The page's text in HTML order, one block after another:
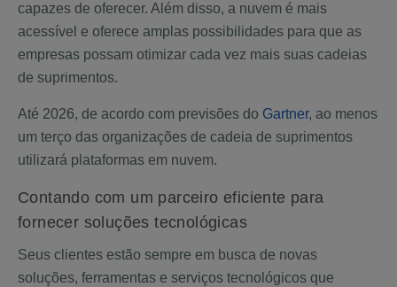
capazes de oferecer. Além disso, a nuvem é mais
acessível e oferece amplas possibilidades para que as
empresas possam otimizar cada vez mais suas cadeias
de suprimentos.
Até 2026, de acordo com previsões do Gartner, ao menos
um terço das organizações de cadeia de suprimentos
utilizará plataformas em nuvem.
Contando com um parceiro eficiente para
fornecer soluções tecnológicas
Seus clientes estão sempre em busca de novas
soluções, ferramentas e serviços tecnológicos que